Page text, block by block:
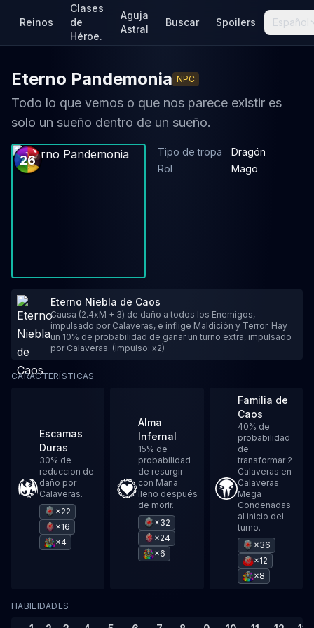
Reinos
Clases
de
Héroe.
Aguja
Astral
Buscar Spoilers Español
Eterno Pandemonia NPC
Todo lo que vemos o que nos parece existir es
solo un sueño dentro de un sueño.
26
Tipo de tropa
Dragón
Rol
Mago
Eterno Niebla de Caos
Causa (2.4xM + 3) de daño a todos los Enemigos,
impulsado por Calaveras, e inflige Maldición y Terror. Hay
un 10% de probabilidad de ganar un turno extra, impulsado
por Calaveras. (Impulso: x2)
CARACTERÍSTICAS
Escamas
Duras
30% de
reduccion de
daño por
Calaveras.
×22
×16
×4
Alma
Infernal
15% de
probabilidad
de resurgir
con Mana
lleno después
de morir.
×32
×24
×6
Familia de
Caos
40% de
probabilidad
de
transformar 2
Calaveras en
Calaveras
Mega
Condenadas
al inicio del
turno.
×36
×12
×8
HABILIDADES